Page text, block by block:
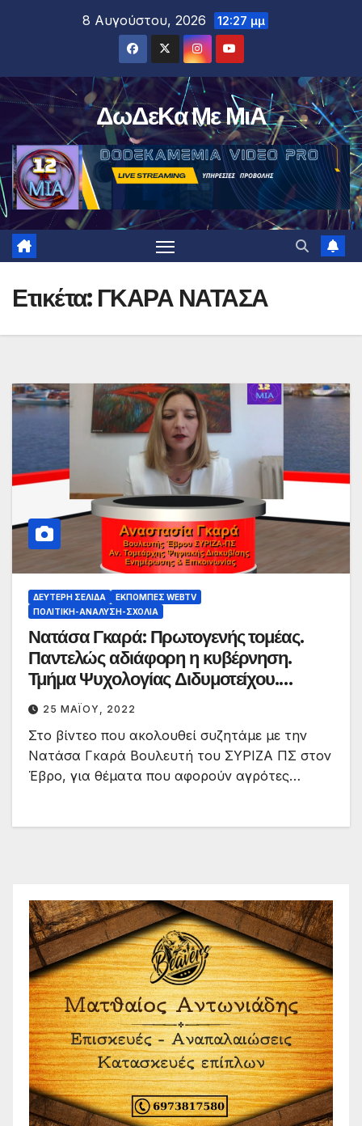
8 Αυγούστου, 2026 12:27 μμ
ΔωΔεΚα Με ΜιΑ
Ετικέτα: ΓΚΑΡΑ ΝΑΤΑΣΑ
ΔΕΎΤΕΡΗ ΣΕΛΊΔΑ
ΕΚΠΟΜΠΈΣ WEBTV
ΠΟΛΙΤΙΚΉ-ΑΝΆΛΥΣΗ-ΣΧΌΛΙΑ
Νατάσα Γκαρά: Πρωτογενής τομέας.
Παντελώς αδιάφορη η κυβέρνηση.
Τμήμα Ψυχολογίας Διδυμοτείχου.
Δίνουν ψεύτικες υποσχέσεις
25 ΜΑΪ́ΟΥ, 2022
Στο βίντεο που ακολουθεί συζητάμε με την
Νατάσα Γκαρά Βουλευτή του ΣΥΡΙΖΑ ΠΣ στον
Έβρο, για θέματα που αφορούν αγρότες…